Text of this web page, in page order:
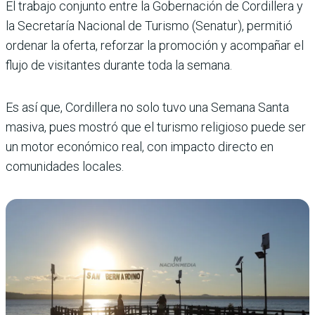
El trabajo conjunto entre la Gobernación de Cordillera y
la Secretaría Nacional de Turismo (Senatur), permitió
ordenar la oferta, reforzar la promoción y acompañar el
flujo de visitantes durante toda la semana.
Es así que, Cordillera no solo tuvo una Semana Santa
masiva, pues mostró que el turismo religioso puede ser
un motor económico real, con impacto directo en
comunidades locales.